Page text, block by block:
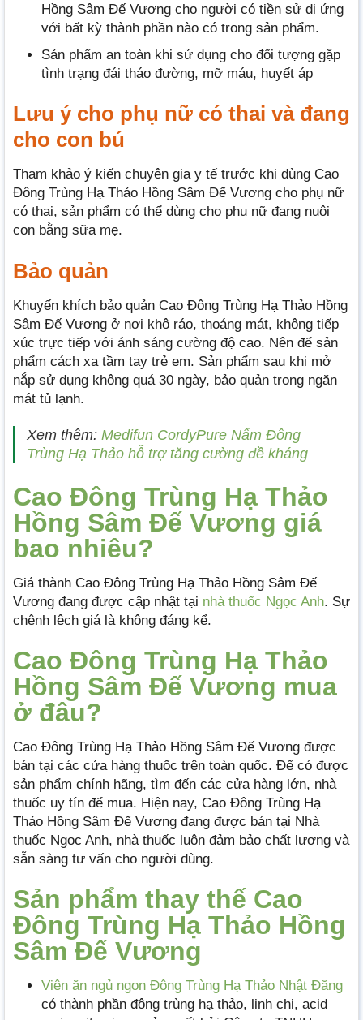
Hồng Sâm Đế Vương cho người có tiền sử dị ứng
với bất kỳ thành phần nào có trong sản phẩm.
Sản phẩm an toàn khi sử dụng cho đối tượng gặp
tình trạng đái tháo đường, mỡ máu, huyết áp
Lưu ý cho phụ nữ có thai và đang
cho con bú
Tham khảo ý kiến chuyên gia y tế trước khi dùng Cao
Đông Trùng Hạ Thảo Hồng Sâm Đế Vương cho phụ nữ
có thai, sản phẩm có thể dùng cho phụ nữ đang nuôi
con bằng sữa mẹ.
Bảo quản
Khuyến khích bảo quản Cao Đông Trùng Hạ Thảo Hồng
Sâm Đế Vương ở nơi khô ráo, thoáng mát, không tiếp
xúc trực tiếp với ánh sáng cường độ cao. Nên để sản
phẩm cách xa tầm tay trẻ em. Sản phẩm sau khi mở
nắp sử dụng không quá 30 ngày, bảo quản trong ngăn
mát tủ lạnh.
Xem thêm: Medifun CordyPure Nấm Đông
Trùng Hạ Thảo hỗ trợ tăng cường đề kháng
Cao Đông Trùng Hạ Thảo
Hồng Sâm Đế Vương giá
bao nhiêu?
Giá thành Cao Đông Trùng Hạ Thảo Hồng Sâm Đế
Vương đang được cập nhật tại nhà thuốc Ngọc Anh. Sự
chênh lệch giá là không đáng kể.
Cao Đông Trùng Hạ Thảo
Hồng Sâm Đế Vương mua
ở đâu?
Cao Đông Trùng Hạ Thảo Hồng Sâm Đế Vương được
bán tại các cửa hàng thuốc trên toàn quốc. Để có được
sản phẩm chính hãng, tìm đến các cửa hàng lớn, nhà
thuốc uy tín để mua. Hiện nay, Cao Đông Trùng Hạ
Thảo Hồng Sâm Đế Vương đang được bán tại Nhà
thuốc Ngọc Anh, nhà thuốc luôn đảm bảo chất lượng và
sẵn sàng tư vấn cho người dùng.
Sản phẩm thay thế Cao
Đông Trùng Hạ Thảo Hồng
Sâm Đế Vương
Viên ăn ngủ ngon Đông Trùng Hạ Thảo Nhật Đăng
có thành phần đông trùng hạ thảo, linh chi, acid